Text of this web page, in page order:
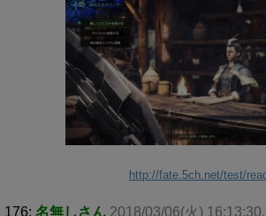
http://fate.5ch.net/test/
176: 名無しさん 2018/03/06(火)